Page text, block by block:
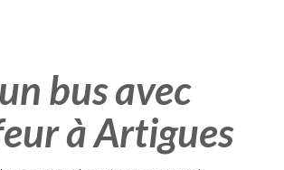
bus avec
à Artigues